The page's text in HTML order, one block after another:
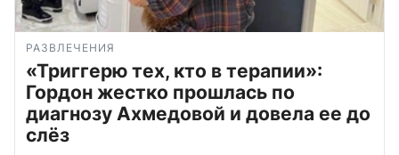
РАЗВЛЕЧЕНИЯ
«Триггерю тех, кто в терапии»:
Гордон жестко прошлась по
диагнозу Ахмедовой и довела ее до
слёз